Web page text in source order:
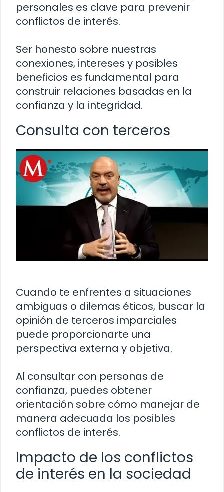
personales es clave para prevenir
conflictos de interés.
Ser honesto sobre nuestras
conexiones, intereses y posibles
beneficios es fundamental para
construir relaciones basadas en la
confianza y la integridad.
Consulta con terceros
Cuando te enfrentes a situaciones
ambiguas o dilemas éticos, buscar la
opinión de terceros imparciales
puede proporcionarte una
perspectiva externa y objetiva.
Al consultar con personas de
confianza, puedes obtener
orientación sobre cómo manejar de
manera adecuada los posibles
conflictos de interés.
Impacto de los conflictos
de interés en la sociedad